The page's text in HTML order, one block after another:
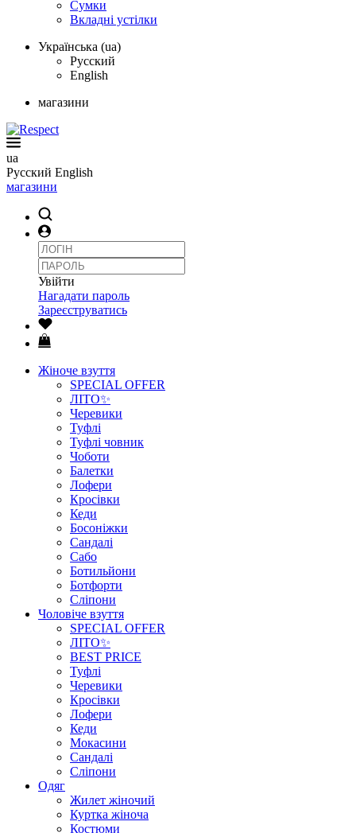
Сумки
Вкладні устілки
Українська (ua)
Русский
English
магазини
ua
Русский English
магазини
Увійти
Нагадати пароль
Зареєструватись
Жіноче взуття
SPECIAL OFFER
ЛІТО✨
Черевики
Туфлі
Туфлі човник
Чоботи
Балетки
Лофери
Кросівки
Кеди
Босоніжки
Сандалі
Сабо
Ботильйони
Ботфорти
Сліпони
Чоловіче взуття
SPECIAL OFFER
ЛІТО✨
BEST PRICE
Туфлі
Черевики
Кросівки
Лофери
Кеди
Мокасини
Сандалі
Сліпони
Одяг
Жилет жіночий
Куртка жіноча
Костюми